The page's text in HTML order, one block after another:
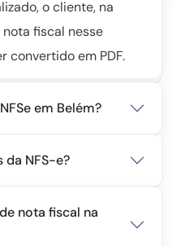
o cliente, na
fiscal nesse
convertido em PDF.
em Belém?
NFS-e?
nota fiscal na